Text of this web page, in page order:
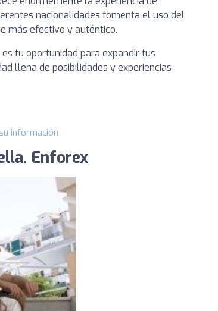
nacionalidades fomenta el uso del
más efectivo y auténtico.
tu oportunidad para expandir tus
llena de posibilidades y experiencias
información
Enforex